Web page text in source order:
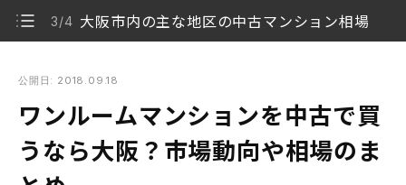
3/4 大阪市内の主な地区の中古マンション相場
のまとめ
1/4 大阪の不動産市場
2/4 大阪で購入を考えるなら
公開日: 2018.09.18
ワンルームマンションを中古で買
うなら大阪？市場動向や相場のま